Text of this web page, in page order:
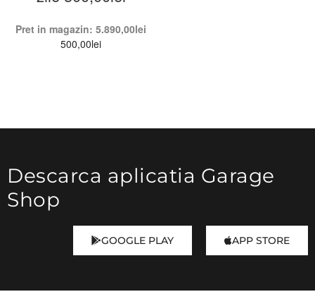
Pret in magazin:5.890,00lei
500,00lei
Descarca aplicatia Garage
Shop
GOOGLE PLAY APP STORE